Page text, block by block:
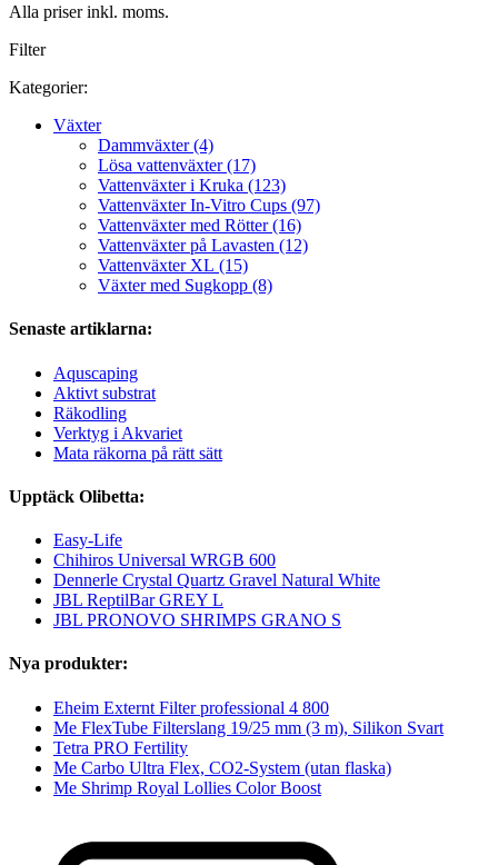
Alla priser inkl. moms.
Filter
Kategorier:
Växter
Dammväxter (4)
Lösa vattenväxter (17)
Vattenväxter i Kruka (123)
Vattenväxter In-Vitro Cups (97)
Vattenväxter med Rötter (16)
Vattenväxter på Lavasten (12)
Vattenväxter XL (15)
Växter med Sugkopp (8)
Senaste artiklarna:
Aquscaping
Aktivt substrat
Räkodling
Verktyg i Akvariet
Mata räkorna på rätt sätt
Upptäck Olibetta:
Easy-Life
Chihiros Universal WRGB 600
Dennerle Crystal Quartz Gravel Natural White
JBL ReptilBar GREY L
JBL PRONOVO SHRIMPS GRANO S
Nya produkter:
Eheim Externt Filter professional 4 800
Me FlexTube Filterslang 19/25 mm (3 m), Silikon Svart
Tetra PRO Fertility
Me Carbo Ultra Flex, CO2-System (utan flaska)
Me Shrimp Royal Lollies Color Boost